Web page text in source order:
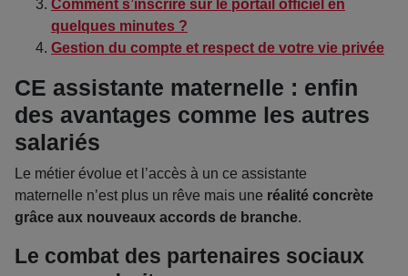
Comment s’inscrire sur le portail officiel en
quelques minutes ?
Gestion du compte et respect de votre vie privée
CE assistante maternelle : enfin
des avantages comme les autres
salariés
Le métier évolue et l’accès à un ce assistante
maternelle n’est plus un rêve mais une réalité concrète
grâce aux nouveaux accords de branche.
Le combat des partenaires sociaux